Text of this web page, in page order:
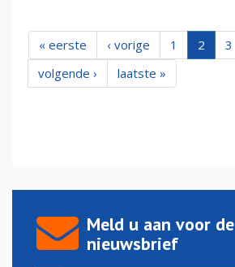
« eerste ‹ vorige 1 2 3
volgende ›
laatste »
Meld u aan voor de
nieuwsbrief